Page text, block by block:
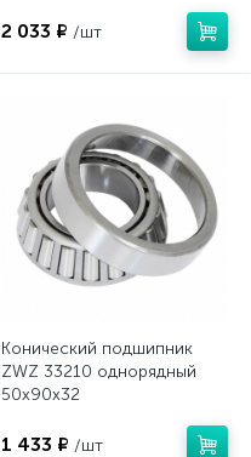
2 033 ₽ /шт
Конический подшипник
ZWZ 33210 однорядный
50x90x32
1 433 ₽ /шт